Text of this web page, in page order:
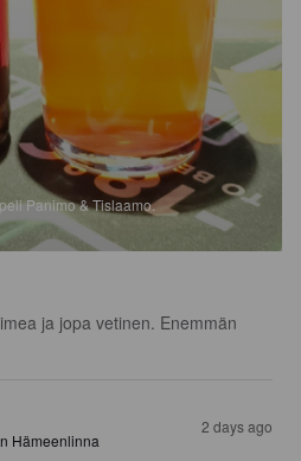
Panimo & Tislaamo.
ja jopa vetinen. Enemmän
Hämeenlinna
2 days ago